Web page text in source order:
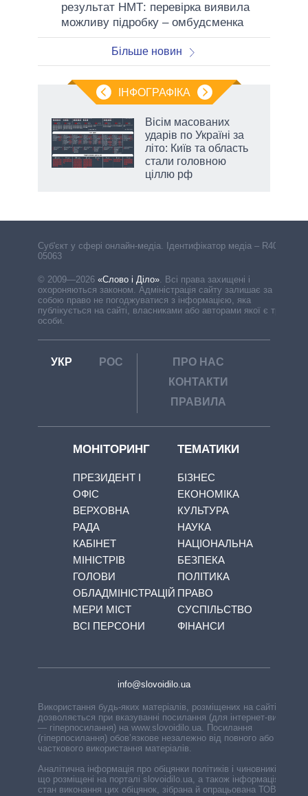
результат НМТ: перевірка виявила
можливу підробку – омбудсменка
Більше новин
ІНФОГРАФІКА
Вісім масованих
ударів по Україні за
літо: Київ та область
стали головною
ціллю рф
Cуб'єкт у сфері онлайн-медіа. Ідентифікатор медіа – R40-
05063
© 2009—2026 «Слово і Діло». Всі права захищені і
охороняються законом. Адміністрація сайту залишає за
собою право не погоджуватися з інформацією, яка
публікується на сайті, власниками або авторами якої є треті
особи.
УКР РОС
ПРО НАС
КОНТАКТИ
ПРАВИЛА
МОНІТОРИНГ
ПРЕЗИДЕНТ І
ОФІС
ВЕРХОВНА
РАДА
КАБІНЕТ
МІНІСТРІВ
ГОЛОВИ
ОБЛАДМІНІСТРАЦІЙ
МЕРИ МІСТ
ВСІ ПЕРСОНИ
ТЕМАТИКИ
БІЗНЕС
ЕКОНОМІКА
КУЛЬТУРА
НАУКА
НАЦІОНАЛЬНА
БЕЗПЕКА
ПОЛІТИКА
ПРАВО
СУСПІЛЬСТВО
ФІНАНСИ
info@slovoidilo.ua
Використання будь-яких матеріалів, розміщених на сайті,
дозволяється при вказуванні посилання (для інтернет-видань
— гіперпосилання) на www.slovoidilo.ua. Посилання
(гіперпосилання) обов’язкове незалежно від повного або
часткового використання матеріалів.
Аналітична інформація про обіцянки політиків і чиновників,
що розміщені на порталі slovoidilo.ua, а також інформація про
стан виконання цих обіцянок, зібрана й опрацьована ТОВ «ІА